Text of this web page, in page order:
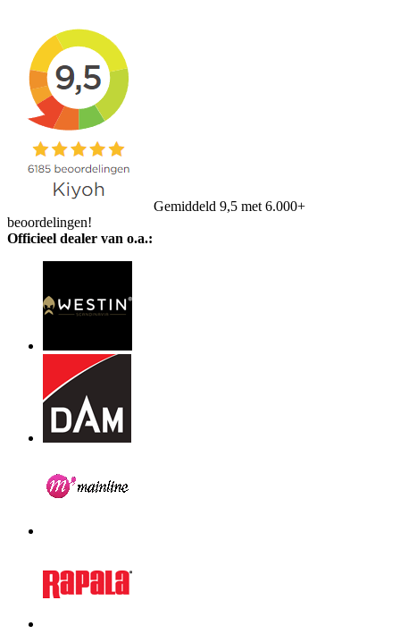
Gemiddeld 9,5 met 6.000+
beoordelingen!
Officieel dealer van o.a.: